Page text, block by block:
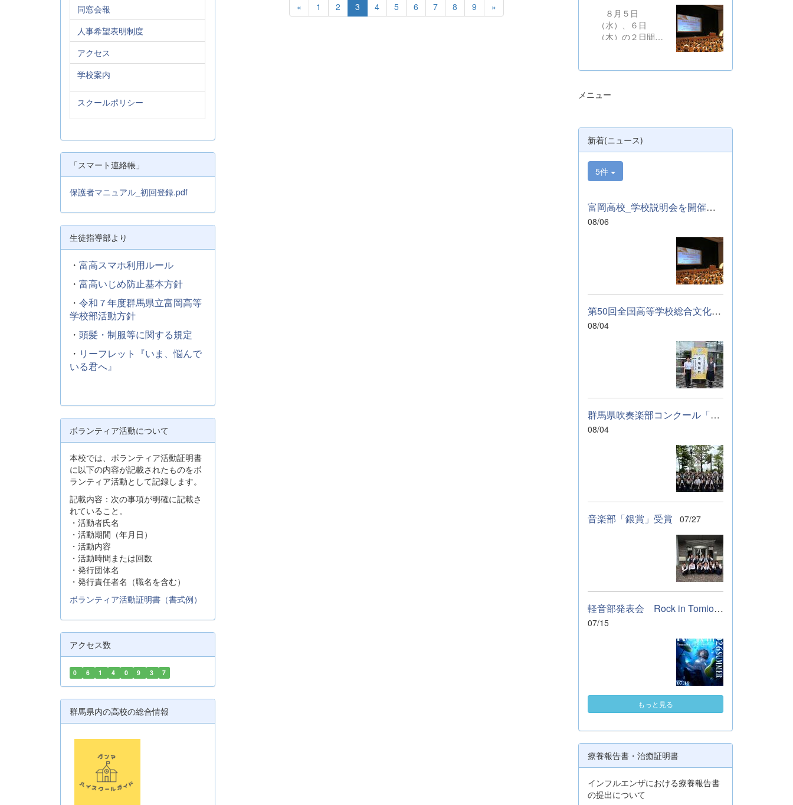
« 1 2 3 4 5 6 7 8 9 »
同窓会報
人事希望表明制度
アクセス
学校案内
スクールポリシー
「スマート連絡帳」
保護者マニュアル_初回登録.pdf
生徒指導部より
・ 富高スマホ利用ルール
・ 富高いじめ防止基本方針
・ 令和７年度群馬県立富岡高等
学校部活動方針
・ 頭髪・制服等に関する規定
・ リーフレット『いま、悩んで
いる君へ』
ボランティア活動について
本校では、ボランティア活動証明書
に以下の内容が記載されたものをボ
ランティア活動として記録します。
記載内容：次の事項が明確に記載さ
れていること。
・活動者氏名
・活動期間（年月日）
・活動内容
・活動時間または回数
・発行団体名
・発行責任者名（職名を含む）
ボランティア活動証明書（書式例）
アクセス数
0 6 1 4 0 9 3 7
群馬県内の高校の総合情報
８月５日
（水）、６日
（木）の２日間に
て、本校学校説明
した。たくさんの
いただきました。
お忙しい中、ご来
場ありがとうござ
いました。 ま
た、各日およそ80
の生徒が各係業務
や進行、学校紹介
説明、探究発表な
幸いです。 &nbsp;
&nbsp; なお、本
校は今年度、群馬
県教育委員会から
徒の育成」に取り
組んでまいりま
メニュー
新着(ニュース)
5件
富岡高校_学校説明会を開催しました
08/06
第50回全国高等学校総合文化祭「音楽部」のご報告
08/04
群馬県吹奏楽部コンクール「銀賞」受賞しました
08/04
音楽部「銀賞」受賞 07/27
軽音部発表会 Rock in Tomioka High school 開催します
07/15
もっと見る
療養報告書・治癒証明書
インフルエンザにおける療養報告書
の提出について